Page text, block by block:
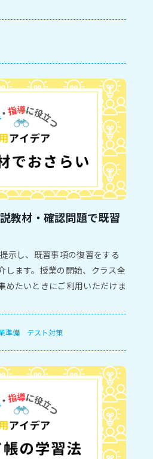
教材・確認問題で既習
示し、既習事項の復習をする
します。授業の開始、クラス全
めたいときにご利用いただけま
準備 テスト対策